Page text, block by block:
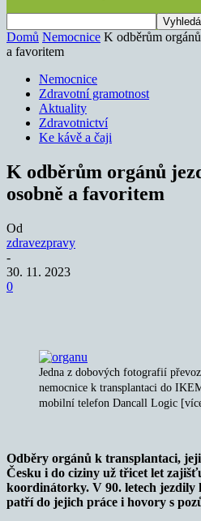
Domů Nemocnice K odběrům
a favoritem
Nemocnice
Zdravotní gramotnost
Aktuality
Zdravotnictví
Ke kávě a čaji
K odběrům orgánů
osobně a favoritem
Od
zdravezpravy
-
30. 11. 2023
0
Jedna z dobových fotografií
nemocnice k transplantaci do
mobilní telefon Dancall Logic
Odběry orgánů k transplantaci,
Česku i do ciziny už třicet let
koordinátorky. V 90. letech jezdily
patří do jejich práce i hovory s